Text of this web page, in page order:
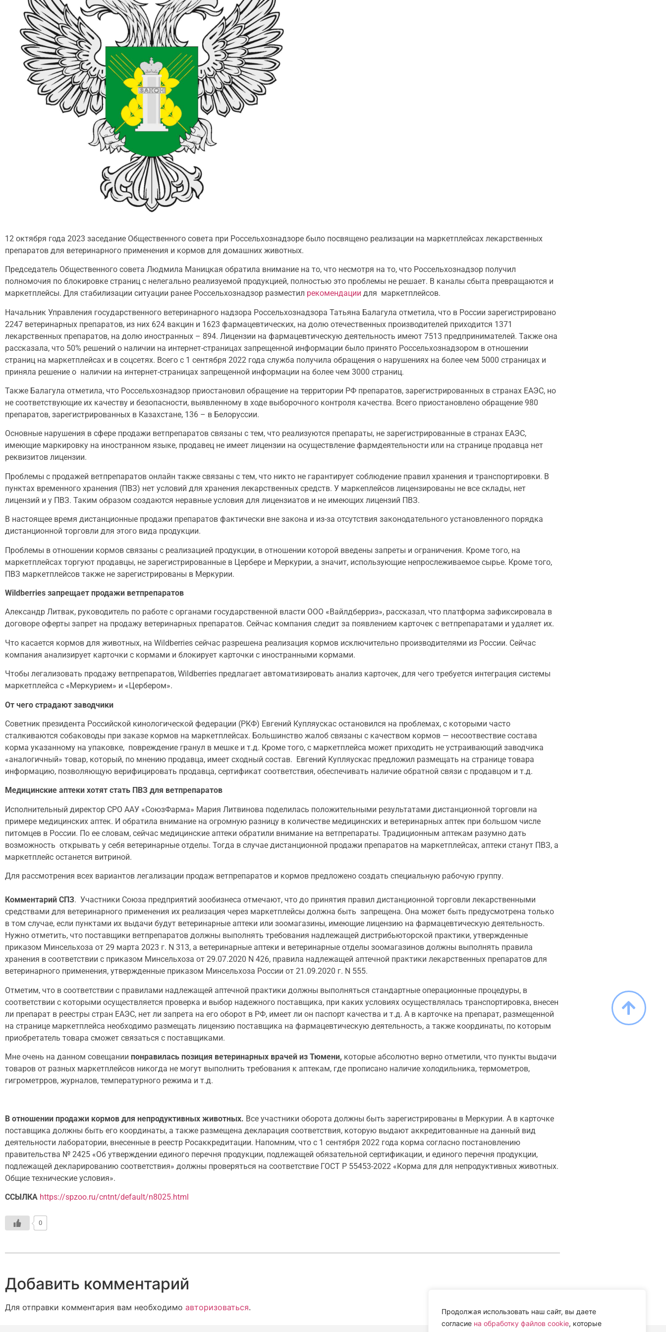
Продолжая использовать наш сайт, вы даете
согласие на обработку файлов cookie, которые
12 октября года 2023 заседание Общественного совета при Россельхознадзоре было посвящено реализации на маркетплейсах лекарственных
препаратов для ветеринарного применения и кормов для домашних животных.
Председатель Общественного совета Людмила Маницкая обратила внимание на то, что несмотря на то, что Россельхознадзор получил
полномочия по блокировке страниц с нелегально реализуемой продукцией, полностью это проблемы не решает. В каналы сбыта превращаются и
маркетплейсы. Для стабилизации ситуации ранее Россельхознадзор разместил рекомендации для маркетплейсов.
Начальник Управления государственного ветеринарного надзора Россельхознадзора Татьяна Балагула отметила, что в России зарегистрировано
2247 ветеринарных препаратов, из них 624 вакцин и 1623 фармацевтических, на долю отечественных производителей приходится 1371
лекарственных препаратов, на долю иностранных – 894. Лицензии на фармацевтическую деятельность имеют 7513 предпринимателей. Также она
рассказала, что 50% решений о наличии на интернет-страницах запрещенной информации было принято Россельхознадзором в отношении
страниц на маркетплейсах и в соцсетях. Всего с 1 сентября 2022 года служба получила обращения о нарушениях на более чем 5000 страницах и
приняла решение о наличии на интернет-страницах запрещенной информации на более чем 3000 страниц.
Также Балагула отметила, что Россельхознадзор приостановил обращение на территории РФ препаратов, зарегистрированных в странах ЕАЭС, но
не соответствующие их качеству и безопасности, выявленному в ходе выборочного контроля качества. Всего приостановлено обращение 980
препаратов, зарегистрированных в Казахстане, 136 – в Белоруссии.
Основные нарушения в сфере продажи ветпрепаратов связаны с тем, что реализуются препараты, не зарегистрированные в странах ЕАЭС,
имеющие маркировку на иностранном языке, продавец не имеет лицензии на осуществление фармдеятельности или на странице продавца нет
реквизитов лицензии.
Проблемы с продажей ветпрепаратов онлайн также связаны с тем, что никто не гарантирует соблюдение правил хранения и транспортировки. В
пунктах временного хранения (ПВЗ) нет условий для хранения лекарственных средств. У маркеплейсов лицензированы не все склады, нет
лицензий и у ПВЗ. Таким образом создаются неравные условия для лицензиатов и не имеющих лицензий ПВЗ.
В настоящее время дистанционные продажи препаратов фактически вне закона и из-за отсутствия законодательного установленного порядка
дистанционной торговли для этого вида продукции.
Проблемы в отношении кормов связаны с реализацией продукции, в отношении которой введены запреты и ограничения. Кроме того, на
маркетплейсах торгуют продавцы, не зарегистрированные в Цербере и Меркурии, а значит, использующие непрослеживаемое сырье. Кроме того,
ПВЗ маркетплейсов также не зарегистрированы в Меркурии.
Wildberries запрещает продажи ветпрепаратов
Александр Литвак, руководитель по работе с органами государственной власти ООО «Вайлдберриз», рассказал, что платформа зафиксировала в
договоре оферты запрет на продажу ветеринарных препаратов. Сейчас компания следит за появлением карточек с ветпрепаратами и удаляет их.
Что касается кормов для животных, на Wildberries сейчас разрешена реализация кормов исключительно производителями из России. Сейчас
компания анализирует карточки с кормами и блокирует карточки с иностранными кормами.
Чтобы легализовать продажу ветпрепаратов, Wildberries предлагает автоматизировать анализ карточек, для чего требуется интеграция системы
маркетплейса с «Меркурием» и «Цербером».
От чего страдают заводчики
Советник президента Российской кинологической федерации (РКФ) Евгений Купляускас остановился на проблемах, с которыми часто
сталкиваются собаководы при заказе кормов на маркетплейсах. Большинство жалоб связаны с качеством кормов — несоотвествие состава
корма указанному на упаковке, повреждение гранул в мешке и т.д. Кроме того, с маркетплейса может приходить не устраивающий заводчика
«аналогичный» товар, который, по мнению продавца, имеет сходный состав. Евгений Купляускас предложил размещать на странице товара
информацию, позволяющую верифицировать продавца, сертификат соответствия, обеспечивать наличие обратной связи с продавцом и т.д.
Медицинские аптеки хотят стать ПВЗ для ветпрепаратов
Исполнительный директор СРО ААУ «СоюзФарма» Мария Литвинова поделилась положительными результатами дистанционной торговли на
примере медицинских аптек. И обратила внимание на огромную разницу в количестве медицинских и ветеринарных аптек при большом числе
питомцев в России. По ее словам, сейчас медицинские аптеки обратили внимание на ветпрепараты. Традиционным аптекам разумно дать
возможность открывать у себя ветеринарные отделы. Тогда в случае дистанционной продажи препаратов на маркетплейсах, аптеки станут ПВЗ, а
маркетплейс останется витриной.
Для рассмотрения всех вариантов легализации продаж ветпрепаратов и кормов предложено создать специальную рабочую группу.
Комментарий СПЗ. Участники Союза предприятий зообизнеса отмечают, что до принятия правил дистанционной торговли лекарственными
средствами для ветеринарного применения их реализация через маркетплейсы должна быть запрещена. Она может быть предусмотрена только
в том случае, если пунктами их выдачи будут ветеринарные аптеки или зоомагазины, имеющие лицензию на фармацевтическую деятельность.
Нужно отметить, что поставщики ветпрепаратов должны выполнять требования надлежащей дистрибьюторской практики, утвержденные
приказом Минсельхоза от 29 марта 2023 г. N 313, а ветеринарные аптеки и ветеринарные отделы зоомагазинов должны выполнять правила
хранения в соответствии с приказом Минсельхоза от 29.07.2020 N 426, правила надлежащей аптечной практики лекарственных препаратов для
ветеринарного применения, утвержденные приказом Минсельхоза России от 21.09.2020 г. N 555.
Отметим, что в соответствии с правилами надлежащей аптечной практики должны выполняться стандартные операционные процедуры, в
соответствии с которыми осуществляется проверка и выбор надежного поставщика, при каких условиях осуществлялась транспортировка, внесен
ли препарат в реестры стран ЕАЭС, нет ли запрета на его оборот в РФ, имеет ли он паспорт качества и т.д. А в карточке на препарат, размещенной
на странице маркетплейса необходимо размещать лицензию поставщика на фармацевтическую деятельность, а также координаты, по которым
приобретатель товара сможет связаться с поставщиками.
Мне очень на данном совещании понравилась позиция ветеринарных врачей из Тюмени, которые абсолютно верно отметили, что пункты выдачи
товаров от разных маркетплейсов никогда не могут выполнить требования к аптекам, где прописано наличие холодильника, термометров,
гигрометрров, журналов, температурного режима и т.д.
В отношении продажи кормов для непродуктивных животных. Все участники оборота должны быть зарегистрированы в Меркурии. А в карточке
поставщика должны быть его координаты, а также размещена декларация соответствия, которую выдают аккредитованные на данный вид
деятельности лаборатории, внесенные в реестр Росаккредитации. Напомним, что с 1 сентября 2022 года корма согласно постановлению
правительства № 2425 «Об утверждении единого перечня продукции, подлежащей обязательной сертификации, и единого перечня продукции,
подлежащей декларированию соответствия» должны проверяться на соответствие ГОСТ Р 55453-2022 «Корма для для непродуктивных животных.
Общие технические условия».
ССЫЛКА https://spzoo.ru/cntnt/default/n8025.html
0
Добавить комментарий
Для отправки комментария вам необходимо авторизоваться.